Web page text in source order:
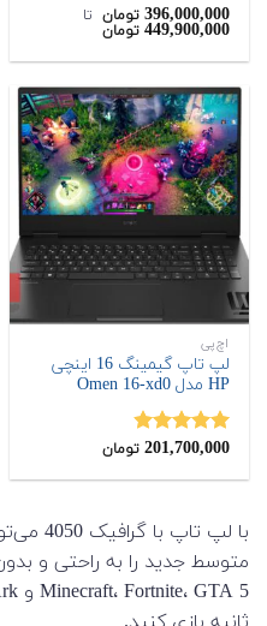
نمره5.00
از 5
396,000,000 تومان ‌ تا ‌
449,900,000 تومان
اچ‌پی
لپ تاپ گیمینگ 16 اینچی
HP مدل Omen 16-xd0
نمره4.85
201,700,000 تومان
با لپ
متوسط جدید را به راحتی و